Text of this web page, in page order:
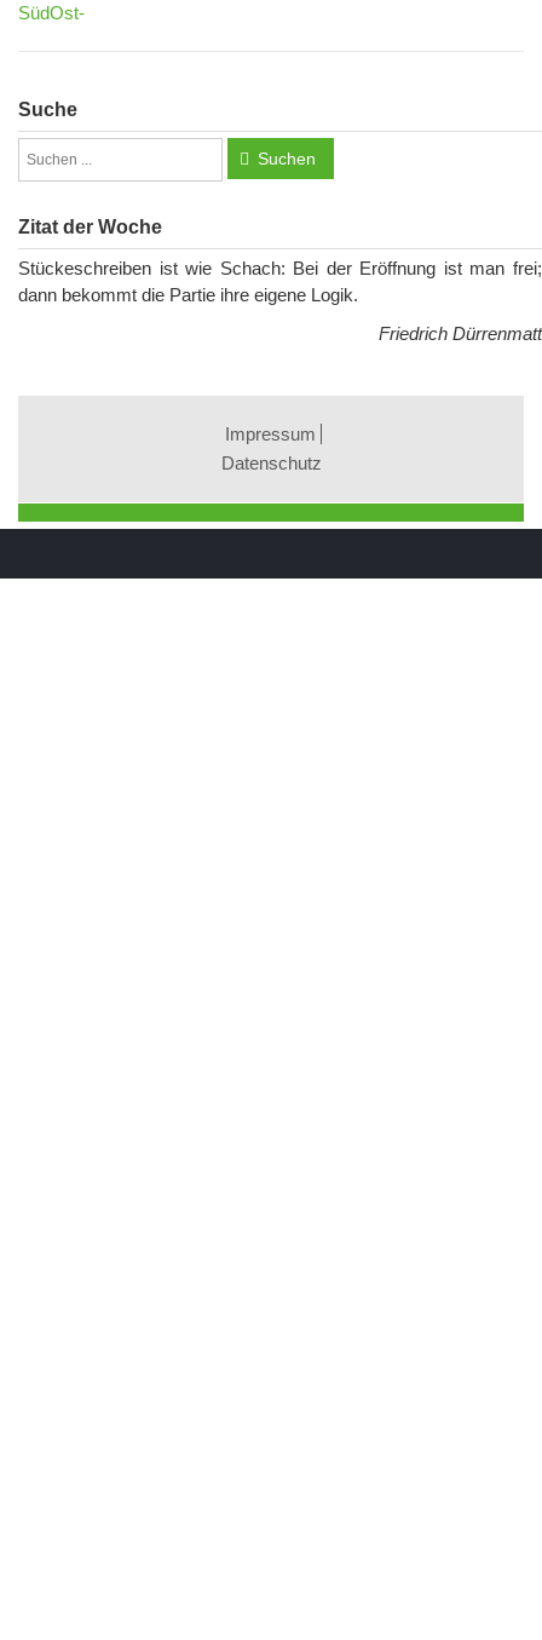
SüdOst-
Suche
Suchen
Zitat der Woche
Stückeschreiben ist wie Schach: Bei der Eröffnung ist man frei;
dann bekommt die Partie ihre eigene Logik.
Friedrich Dürrenmatt
Impressum
Datenschutz